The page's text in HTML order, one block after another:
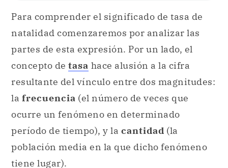
Para comprender el significado de tasa de
natalidad comenzaremos por analizar las
partes de esta expresión. Por un lado, el
concepto de tasa hace alusión a la cifra
resultante del vínculo entre dos magnitudes:
la frecuencia (el número de veces que
ocurre un fenómeno en determinado
período de tiempo), y la cantidad (la
población media en la que dicho fenómeno
tiene lugar).